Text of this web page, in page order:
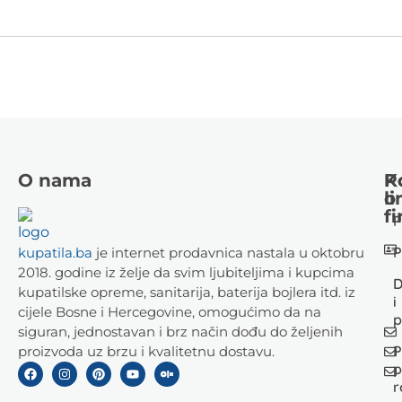
O nama
kupatila.ba je internet prodavnica nastala u oktobru
2018. godine iz želje da svim ljubiteljima i kupcima
kupatilske opreme, sanitarija, baterija bojlera itd. iz
cijele Bosne i Hercegovine, omogućimo da na
siguran, jednostavan i brz način dođu do željenih
proizvoda uz brzu i kvalitetnu dostavu.
i
o